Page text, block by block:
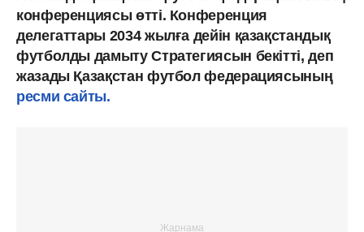
конференциясы өтті. Конференция
делегаттары 2034 жылға дейін қазақстандық
футболды дамыту Стратегиясын бекітті, деп
жазады Қазақстан футбол федерациясының
ресми сайты.